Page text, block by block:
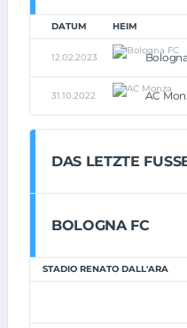
DATUM HEIM
12.02.2023
31.10.2022 AC
DAS LETZTE
BOLOGNA FC
STADIO RENATO DALL'ARA